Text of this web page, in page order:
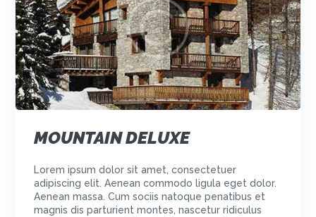
MOUNTAIN DELUXE
Lorem ipsum dolor sit amet, consectetuer
adipiscing elit. Aenean commodo ligula eget dolor.
Aenean massa. Cum sociis natoque penatibus et
magnis dis parturient montes, nascetur ridiculus